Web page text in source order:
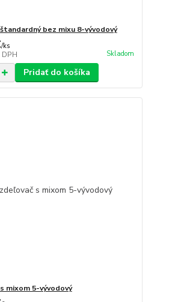
bez mixu 8-vývodový
/ks
Skladom
Pridať do košíka
mixom 5-vývodový